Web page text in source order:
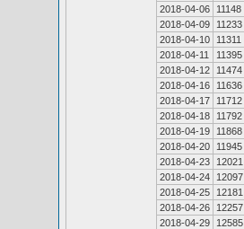
2018-04-06
11148
2018-04-09
11233
2018-04-10
11311
2018-04-11
11395
2018-04-12
11474
2018-04-16
11636
2018-04-17
11712
2018-04-18
11792
2018-04-19
11868
2018-04-20
11945
2018-04-23
12021
2018-04-24
12097
2018-04-25
12181
2018-04-26
12257
2018-04-29
12585